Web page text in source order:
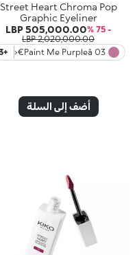
Street Heart Chroma Pop
Graphic Eyeliner
- 75 %
505,000.00 LBP
2,020,000.00 LBP
03 Paint Me Purpleâ€‹
+3
أضف إلى السلة